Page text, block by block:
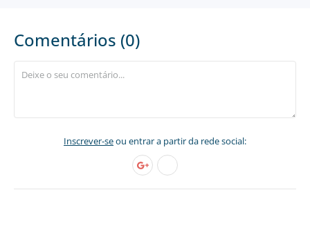
Comentários (0)
Inscrever-seou entrar a partir da rede social: